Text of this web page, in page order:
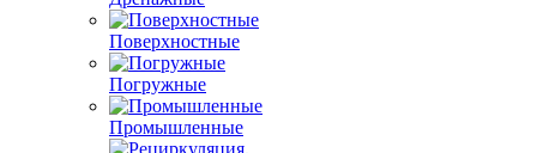
Поверхностные
Погружные
Промышленные